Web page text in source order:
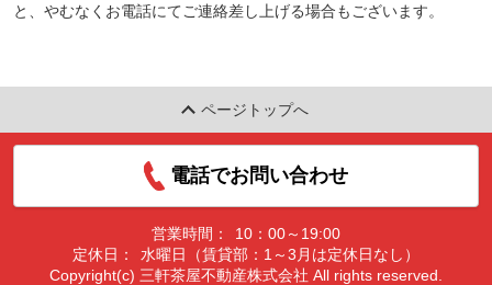
と、やむなくお電話にてご連絡差し上げる場合もございます。
ページトップへ
電話でお問い合わせ
営業時間：
10：00～19:00
定休日：
水曜日（賃貸部：1～3月は定休日なし）
Copyright(c) 三軒茶屋不動産株式会社 All rights reserved.